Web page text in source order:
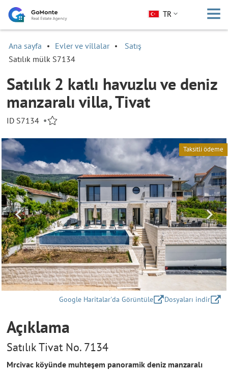
TR
Ana sayfa Evler ve villalar
Satış
Satılık mülk S7134
Satılık 2 katlı havuzlu ve deniz
manzaralı villa, Tivat
ID S7134 •
Taksitli ödeme
Google Haritalar'da Görüntüle Dosyaları indir
Açıklama
Satılık Tivat No. 7134
Mrcivac köyünde muhteşem panoramik deniz manzaralı